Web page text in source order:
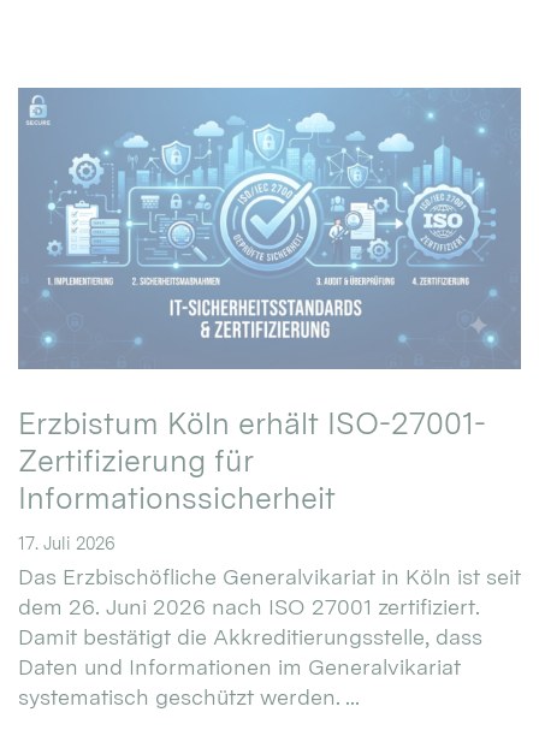
Erzbistum Köln erhält ISO-27001-
Zertifizierung für
Informationssicherheit
17. Juli 2026
Das Erzbischöfliche Generalvikariat in Köln ist seit
dem 26. Juni 2026 nach ISO 27001 zertifiziert.
Damit bestätigt die Akkreditierungsstelle, dass
Daten und Informationen im Generalvikariat
systematisch geschützt werden. ...